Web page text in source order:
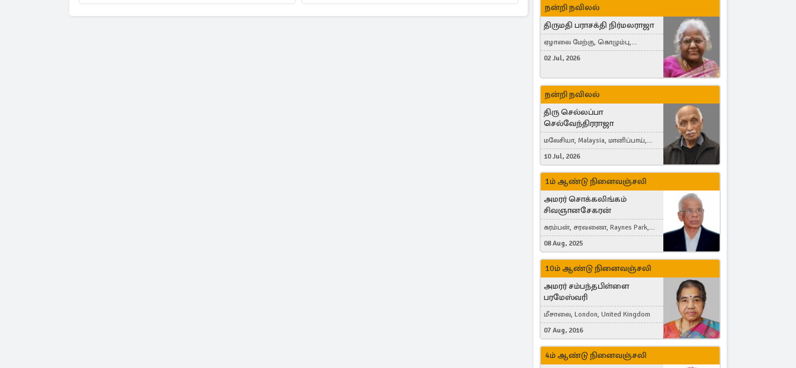
நன்றி நவிலல்
திருமதி பராசக்தி நிர்மலராஜா
ஏழாலை மேற்கு, கொழும்பு,
தங்காலை, London, United Kingdom
02 Jul, 2026
நன்றி நவிலல்
திரு செல்லப்பா
செல்வேந்திரராஜா
மலேசியா, Malaysia, மானிப்பாய்,
Duisburg, Germany, London, United
Kingdom
10 Jul, 2026
1ம் ஆண்டு நினைவஞ்சலி
அமரர் சொக்கலிங்கம்
சிவஞானசேகரன்
கரம்பன், சரவணை, Raynes Park,
London, United Kingdom
08 Aug, 2025
10ம் ஆண்டு நினைவஞ்சலி
அமரர் சம்பந்தபிள்ளை
பரமேஸ்வரி
மீசாலை, London, United Kingdom
07 Aug, 2016
4ம் ஆண்டு நினைவஞ்சலி